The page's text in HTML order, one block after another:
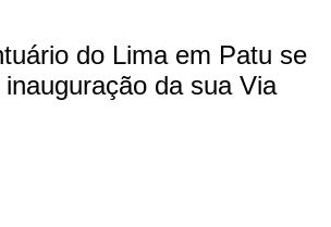
do Lima em Patu se
da sua Via